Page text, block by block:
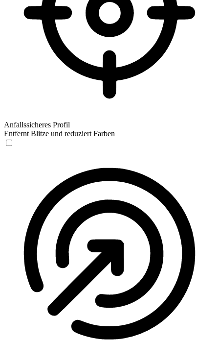
Anfallssicheres Profil
Entfernt Blitze und reduziert Farben